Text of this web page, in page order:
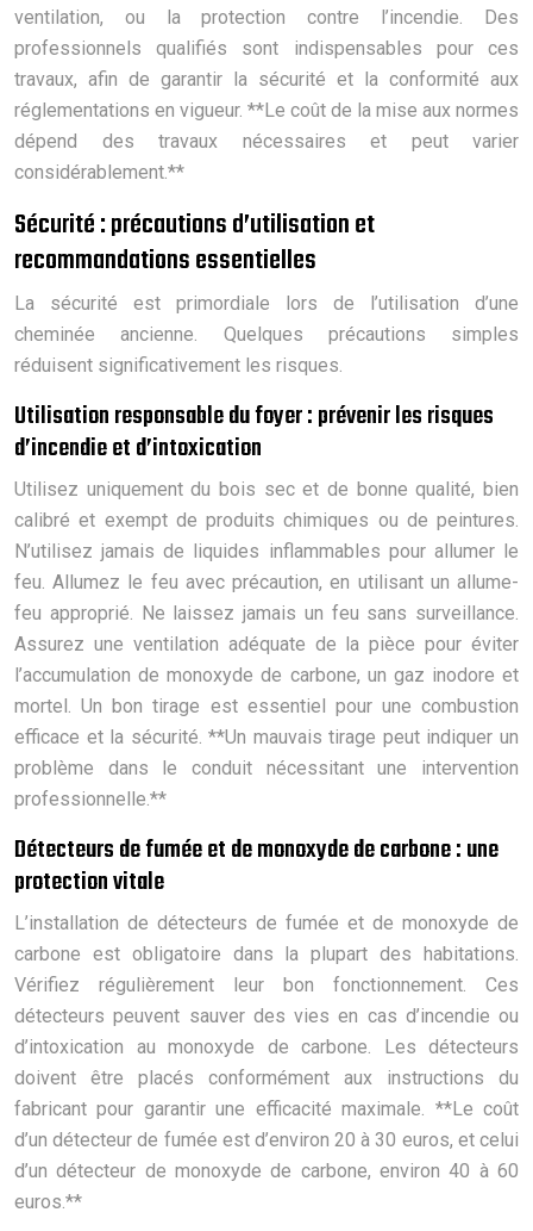
ventilation, ou la protection contre l’incendie. Des
professionnels qualifiés sont indispensables pour ces
travaux, afin de garantir la sécurité et la conformité aux
réglementations en vigueur. **Le coût de la mise aux normes
dépend des travaux nécessaires et peut varier
considérablement.**
Sécurité : précautions d’utilisation et
recommandations essentielles
La sécurité est primordiale lors de l’utilisation d’une
cheminée ancienne. Quelques précautions simples
réduisent significativement les risques.
Utilisation responsable du foyer : prévenir les risques
d’incendie et d’intoxication
Utilisez uniquement du bois sec et de bonne qualité, bien
calibré et exempt de produits chimiques ou de peintures.
N’utilisez jamais de liquides inflammables pour allumer le
feu. Allumez le feu avec précaution, en utilisant un allume-
feu approprié. Ne laissez jamais un feu sans surveillance.
Assurez une ventilation adéquate de la pièce pour éviter
l’accumulation de monoxyde de carbone, un gaz inodore et
mortel. Un bon tirage est essentiel pour une combustion
efficace et la sécurité. **Un mauvais tirage peut indiquer un
problème dans le conduit nécessitant une intervention
professionnelle.**
Détecteurs de fumée et de monoxyde de carbone : une
protection vitale
L’installation de détecteurs de fumée et de monoxyde de
carbone est obligatoire dans la plupart des habitations.
Vérifiez régulièrement leur bon fonctionnement. Ces
détecteurs peuvent sauver des vies en cas d’incendie ou
d’intoxication au monoxyde de carbone. Les détecteurs
doivent être placés conformément aux instructions du
fabricant pour garantir une efficacité maximale. **Le coût
d’un détecteur de fumée est d’environ 20 à 30 euros, et celui
d’un détecteur de monoxyde de carbone, environ 40 à 60
euros.**